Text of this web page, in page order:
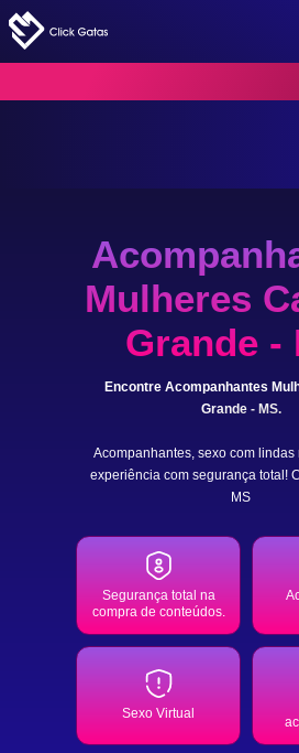
Mulheres
Grande -
Encontre Acompanhantes
Grande - MS.
Acompanhantes, sexo com lindas
experiência com segurança total!
MS
Segurança total na
compra de conteúdos.
Sexo Virtual